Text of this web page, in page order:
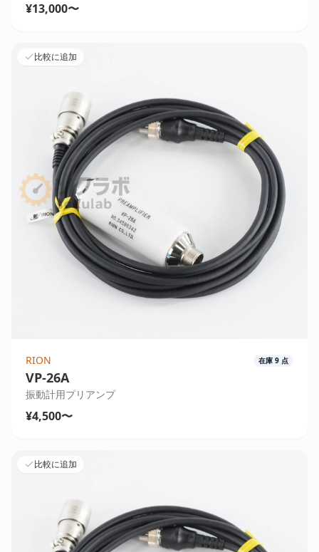
¥13,000〜
比較に追加
RION 在庫 9 点
VP-26A
振動計用プリアンプ
¥4,500〜
比較に追加